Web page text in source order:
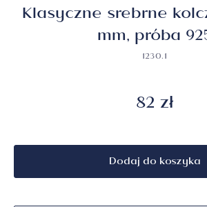
Klasyczne srebrne
mm, próba
1230.1
82 zł
Dodaj do koszyka